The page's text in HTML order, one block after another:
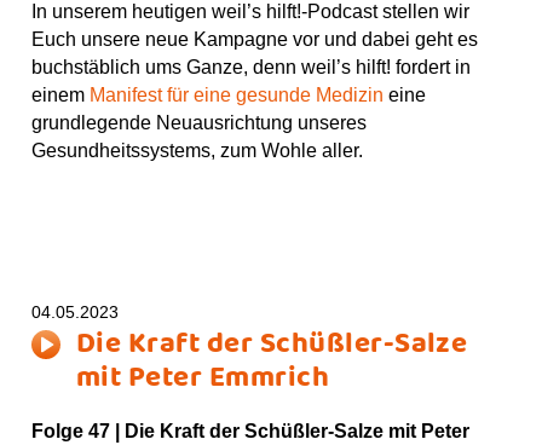
In unserem heutigen weil’s hilft!-Podcast stellen wir
Euch unsere neue Kampagne vor und dabei geht es
buchstäblich ums Ganze, denn weil’s hilft! fordert in
einem Manifest für eine gesunde Medizin eine
grundlegende Neuausrichtung unseres
Gesundheitssystems, zum Wohle aller.
Die Kraft der Schüßler-Salze
mit Peter Emmrich
04.05.2023
Folge 47 | Die Kraft der Schüßler-Salze mit Peter